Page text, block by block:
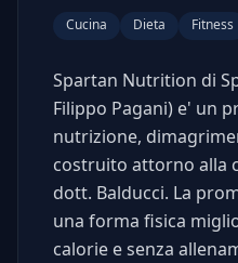
Cucina Dieta Fitness
Spartan Nutrition di
Filippo Pagani) e' un
nutrizione,
costruito attorno alla
dott. Balducci. La
una forma fisica
calorie e senza